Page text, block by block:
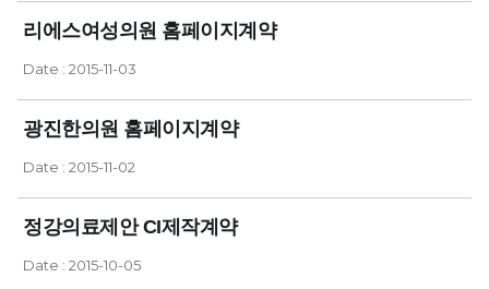
리에스여성의원 홈페이지계약
Date : 2015-11-03
광진한의원 홈페이지계약
Date : 2015-11-02
정강의료제안 CI제작계약
Date : 2015-10-05